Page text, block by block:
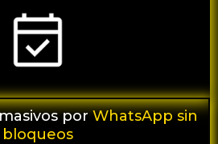
porWhatsApp sin
bloqueos